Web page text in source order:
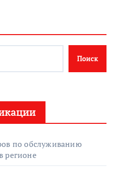
Поиск
по обслуживанию
регионе